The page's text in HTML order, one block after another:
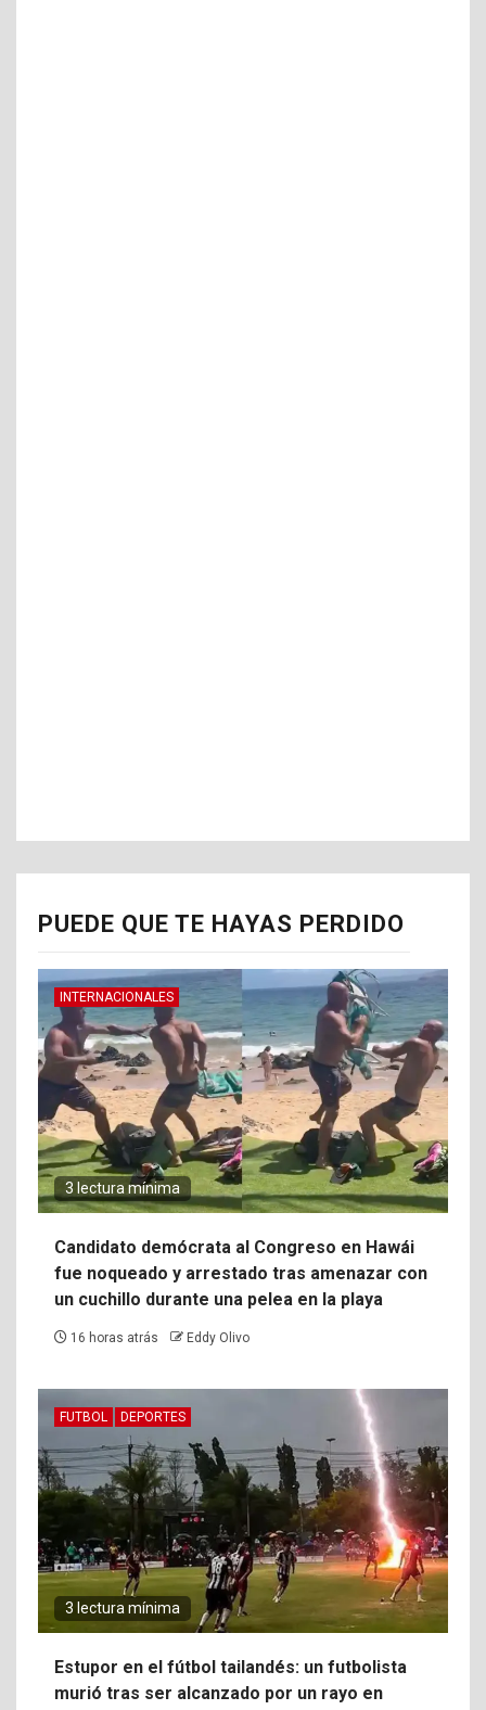
PUEDE QUE TE HAYAS PERDIDO
INTERNACIONALES
3 lectura mínima
Candidato demócrata al Congreso en Hawái
fue noqueado y arrestado tras amenazar con
un cuchillo durante una pelea en la playa
16 horas atrás Eddy Olivo
FUTBOL DEPORTES
3 lectura mínima
Estupor en el fútbol tailandés: un futbolista
murió tras ser alcanzado por un rayo en